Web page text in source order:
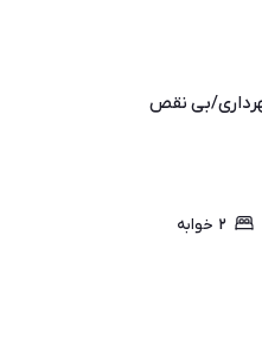
۲ خوابه